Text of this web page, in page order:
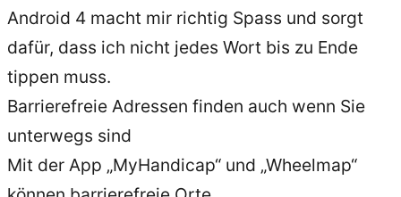
Android 4 macht mir richtig Spass und sorgt
dafür, dass ich nicht jedes Wort bis zu Ende
tippen muss.
Barrierefreie Adressen finden auch wenn Sie
unterwegs sind
Mit der App „MyHandicap“ und „Wheelmap“